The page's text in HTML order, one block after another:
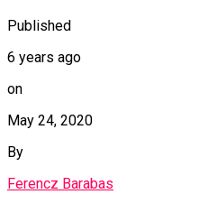
Published
6 years ago
on
May 24, 2020
By
Ferencz Barabas